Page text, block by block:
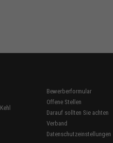
Bewerberformular
Offene Stellen
Darauf sollten Sie achten
Verband
Datenschutzeinstellungen